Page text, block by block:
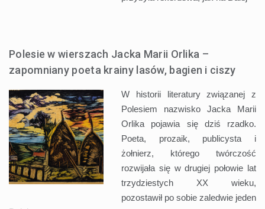
Polesie w wierszach Jacka Marii Orlika –
zapomniany poeta krainy lasów, bagien i ciszy
W historii literatury związanej z
Polesiem nazwisko Jacka Marii
Orlika pojawia się dziś rzadko.
Poeta, prozaik, publicysta i
żołnierz, którego twórczość
rozwijała się w drugiej połowie lat
trzydziestych XX wieku,
pozostawił po sobie zaledwie jeden